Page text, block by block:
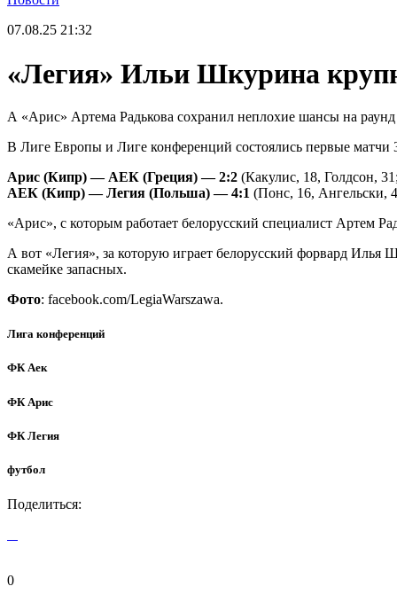
07.08.25 21:32
«Легия» Ильи Шкурина
А «Арис» Артема Радькова сохранил неплохие шансы на
В Лиге Европы и Лиге конференций состоялись первые матчи
Арис (Кипр) — АЕК (Греция) — 2:2 (Какулис, 18, Голдсон,
АЕК (Кипр) — Легия (Польша) — 4:1 (Понс, 16, Ангельски,
«Арис», с которым работает белорусский специалист Артем
А вот «Легия», за которую играет белорусский форвард
скамейке запасных.
Фото: facebook.com/LegiaWarszawa.
Лига конференций
ФК Аек
ФК Арис
ФК Легия
футбол
Поделиться:
0